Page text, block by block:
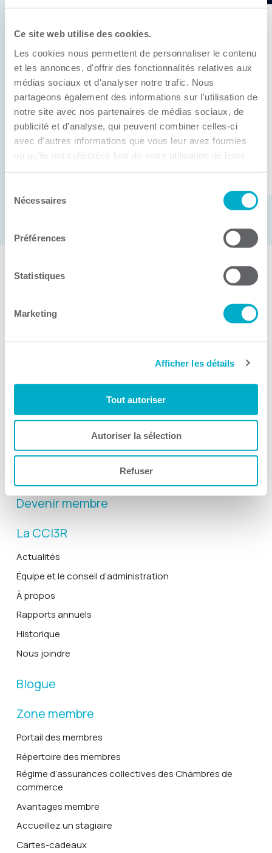
Ce site web utilise des cookies.
Les cookies nous permettent de personnaliser le contenu
et les annonces, d'offrir des fonctionnalités relatives aux
médias sociaux et d'analyser notre trafic. Nous
partageons également des informations sur l'utilisation de
notre site avec nos partenaires de médias sociaux, de
publicité et d'analyse, qui peuvent combiner celles-ci
avec d'autres informations que vous leur avez fournies
ou qu'ils ont collectées lors de votre utilisation de leurs
Nécessaires
Préférences
Statistiques
Marketing
Afficher les détails
Tout autoriser
Autoriser la sélection
Refuser
Anick Métivier devient le nouveau
président de la CCI3R
C’est lors de son assemblée générale annuelle
tenue hier que la Chambre de commerce et
d’industries de ...
Suivez-nous
Gala Radisson
Solutions RH
Devenir membre
La CCI3R
Actualités
Équipe et le conseil d’administration
À propos
Rapports annuels
Historique
Nous joindre
Blogue
Zone membre
Portail des membres
Répertoire des membres
Régime d’assurances collectives des Chambres de
commerce
Avantages membre
Accueillez un stagiaire
Cartes-cadeaux